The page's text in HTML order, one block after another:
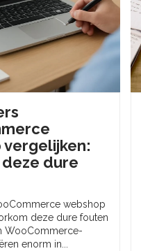
vergelijken:
dure
webshop
deze dure fouten
WooCommerce-
enorm in...